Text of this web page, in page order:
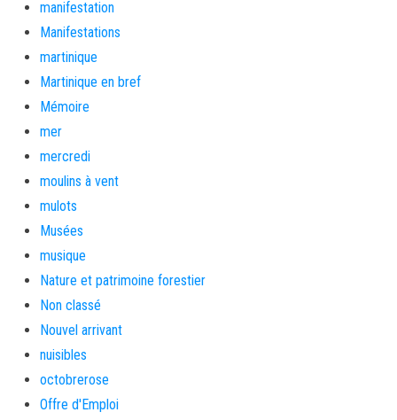
manifestation
Manifestations
martinique
Martinique en bref
Mémoire
mer
mercredi
moulins à vent
mulots
Musées
musique
Nature et patrimoine forestier
Non classé
Nouvel arrivant
nuisibles
octobrerose
Offre d'Emploi